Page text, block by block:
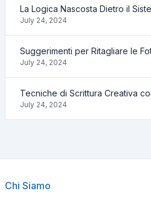
La Logica Nascosta Dietro il
July 24, 2024
Suggerimenti per Ritagliare le
July 24, 2024
Tecniche di Scrittura Creativa
July 24, 2024
Chi Siamo